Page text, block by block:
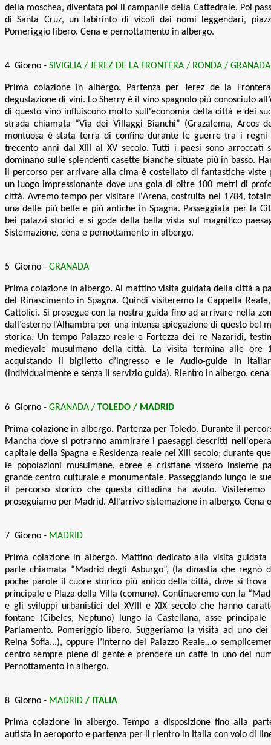
della moschea, diventata poi il campanile della Cattedrale. Poi
di Santa Cruz, un labirinto di vicoli dai nomi leggendari,
Pomeriggio libero. Cena e pernottamento in albergo.
4 Giorno - SIVIGLIA / JEREZ DE LA FRONTERA / RONDA / GRANADA
Prima colazione in albergo.
Partenza per Jerez de la
degustazione di vini. Lo Sherry è il vino spagnolo più conosciuto
di questo vino influiscono molto sull'economia della città e dei
strada chiamata “Via dei Villaggi Bianchi” (Grazalema, Arcos
montuosa è stata terra di confine durante le guerre tra i
trecento anni dal XIII al XV secolo. Tutti i paesi sono
dominano sulle splendenti casette bianche situate più in basso.
il percorso per arrivare alla cima è costellato di fantastiche viste
un luogo impressionante dove una gola di oltre 100 metri di
città. Avremo tempo per visitare l'Arena, costruita nel 1784,
una delle più belle e più antiche in Spagna. Passeggiata per la
bei palazzi storici e si gode della bella vista sul magnifico
Sistemazione, cena e pernottamento in albergo.
5 Giorno - GRANADA
Prima colazione in albergo. Al mattino visita guidata della città a
del Rinascimento in Spagna. Quindi visiteremo la Cappella
Cattolici. Si prosegue con la nostra guida fino ad arrivare nella
dall’esterno l’Alhambra per una intensa spiegazione di questo bel
storica. Un tempo Palazzo reale e Fortezza dei re Nazaridi,
medievale musulmano della città. La visita termina alle ore
acquistando il biglietto d’ingresso e le Audio-guide in
(individualmente e senza il servizio guida). Rientro in albergo,
6 Giorno - GRANADA / TOLEDO / MADRID
Prima colazione in albergo. Partenza per Toledo. Durante il
Mancha dove si potranno ammirare i paesaggi descritti
capitale della Spagna e Residenza reale nel XIII secolo; durante
le popolazioni musulmane, ebree e cristiane vissero insieme
grande centro culturale e monumentale. Passeggiando lungo le
il percorso storico che questa cittadina ha avuto.
proseguiamo per Madrid. All’arrivo sistemazione in albergo. Cena
7 Giorno - MADRID
Prima colazione in albergo. Mattino dedicato alla visita
parte chiamata “Madrid degli Asburgo”, (la dinastia che regnò
poche parole il cuore storico più antico della città, dove si trova
principale e Plaza della Villa (comune). Continueremo con la
e gli sviluppi urbanistici del XVIII e XIX secolo che hanno
fontane (Cibeles, Neptuno) lungo la Castellana, asse
Parlamento. Pomeriggio libero. Suggeriamo la visita ad uno
Reina Sofia...), oppure l’interno del Palazzo Reale…o
centro sempre piene di gente e prendere un caffè in uno dei
Pernottamento in albergo.
8 Giorno - MADRID / ITALIA
Prima colazione in albergo. Tempo a disposizione fino alla
autista in aeroporto e partenza per il rientro in Italia con volo di